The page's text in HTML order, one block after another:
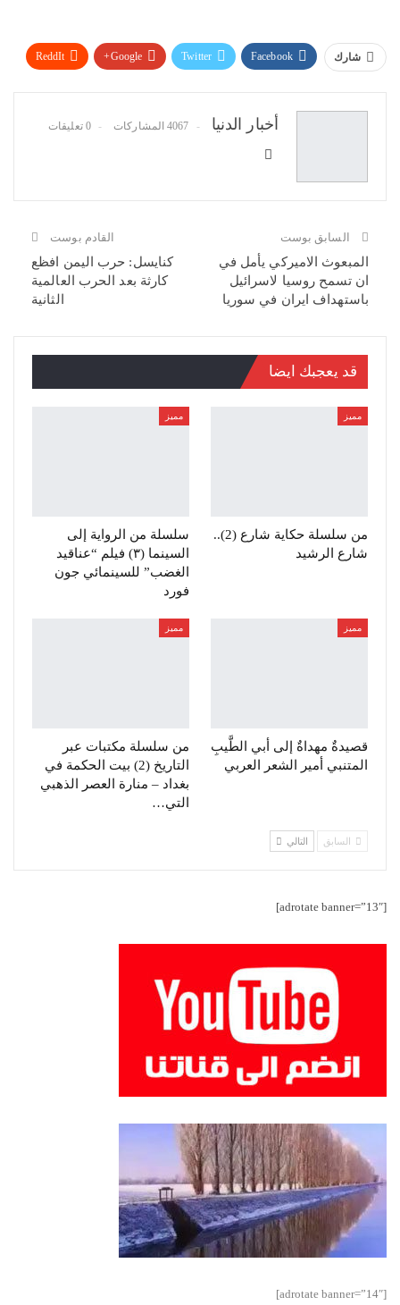
شارك Facebook
Twitter
Google+
ReddIt
أخبار الدنيا 4067 المشاركات 0 تعليقات
السابق بوست
المبعوث الاميركي يأمل في
ان تسمح روسيا لاسرائيل
باستهداف ايران في سوريا
القادم بوست
كنايسل: حرب اليمن افظع
كارثة بعد الحرب العالمية
الثانية
قد يعجبك ايضا
مميز
من سلسلة حكاية شارع (2)..
شارع الرشيد
مميز
سلسلة من الرواية إلى
السينما (٣) فيلم “عناقيد
الغضب” للسينمائي جون
فورد
مميز
قصيدةٌ مهداةٌ إلى أبي الطَّيبِ
المتنبي أمير الشعر العربي
مميز
من سلسلة مكتبات عبر
التاريخ (2) بيت الحكمة في
بغداد – منارة العصر الذهبي
التي…
السابق التالي
[adrotate banner=”13″]
[adrotate banner=”14″]